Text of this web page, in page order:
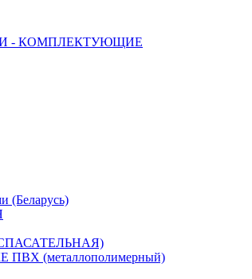
- КОМПЛЕКТУЮЩИЕ
(Беларусь)
(металлополимерный)